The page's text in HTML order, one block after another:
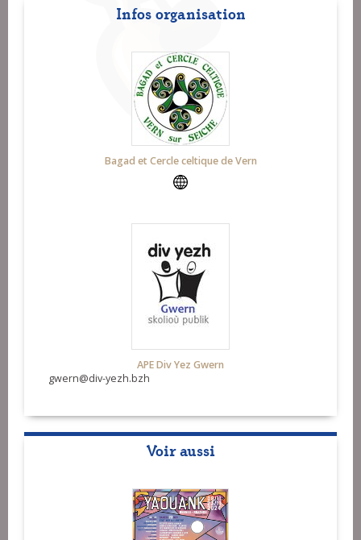
Infos organisation
Bagad et Cercle celtique de Vern
APE Div Yez Gwern
gwern@div-yezh.bzh
Voir aussi